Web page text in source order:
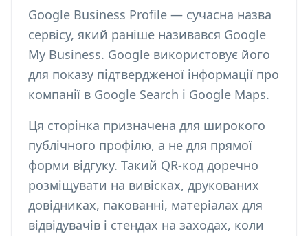
Google Business Profile — сучасна назва
сервісу, який раніше називався Google
My Business. Google використовує його
для показу підтвердженої інформації про
компанії в Google Search і Google Maps.
Ця сторінка призначена для широкого
публічного профілю, а не для прямої
форми відгуку. Такий QR-код доречно
розміщувати на вивісках, друкованих
довідниках, пакованні, матеріалах для
відвідувачів і стендах на заходах, коли